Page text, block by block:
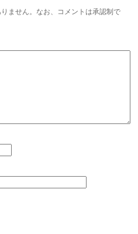
ません。なお、コメントは承認制で